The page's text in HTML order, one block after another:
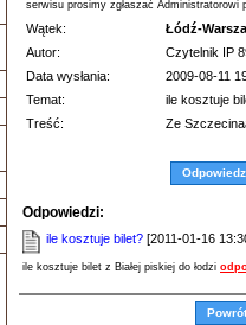
serwisu prosimy zgłaszać Administratorowi
Wątek:
Łódź-
Autor:
Czytelnik IP
Data wysłania:
2009-08-11
Temat:
ile kosztuje
Treść:
Ze
Odpowiedz
Odpowiedzi:
ile kosztuje bilet? [2011-01-16
ile kosztuje bilet z Białej piskiej do łodzi